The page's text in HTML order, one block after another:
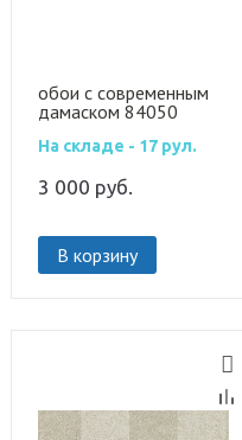
обои с современным
дамаском 84050
На складе - 17 рул.
3 000 руб.
В корзину